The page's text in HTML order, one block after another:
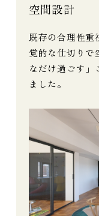
空間設計
既存の合理性重
覚的な仕切りで
なだけ過ごす」
ました。